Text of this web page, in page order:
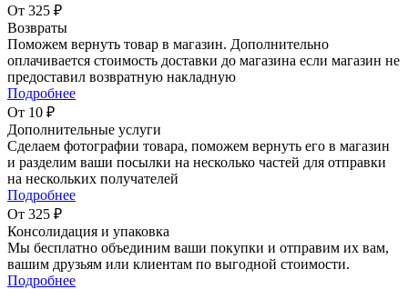
От 325 ₽
Возвраты
Поможем вернуть товар в магазин. Дополнительно
оплачивается стоимость доставки до магазина если магазин не
предоставил возвратную накладную
Подробнее
От 10 ₽
Дополнительные услуги
Сделаем фотографии товара, поможем вернуть его в магазин
и разделим ваши посылки на несколько частей для отправки
на нескольких получателей
Подробнее
От 325 ₽
Консолидация и упаковка
Мы бесплатно объединим ваши покупки и отправим их вам,
вашим друзьям или клиентам по выгодной стоимости.
Подробнее